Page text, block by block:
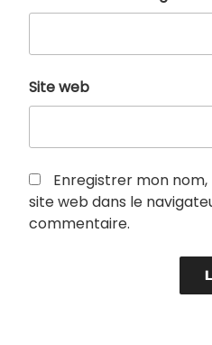
Site web
Enregistrer mon
site web dans le
commentaire.